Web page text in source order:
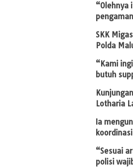
“Olehnya
SKK
Polda
“Kami
butuh
Lotharia
Ia
“Sesuai
polisi